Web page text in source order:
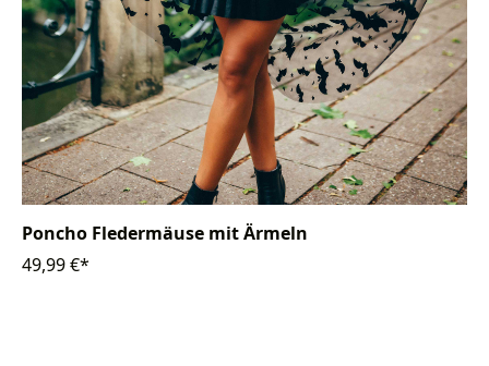
Poncho Fledermäuse mit Ärmeln
49,99 €*